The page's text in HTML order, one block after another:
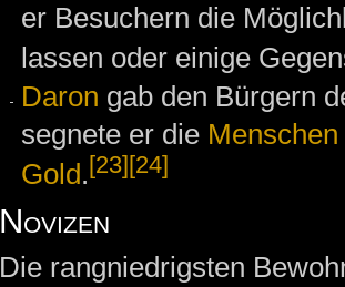
er Besuchern die
lassen oder einige
Daron gab den Bürgern
segnete er die Menschen
Gold. [23] [24]
Novizen
Die rangniedrigsten